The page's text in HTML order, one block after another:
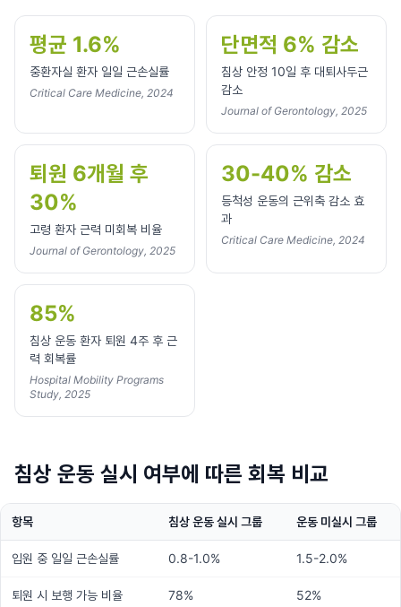
평균 1.6%
중환자실 환자 일일 근손실률
Critical Care Medicine, 2024
단면적 6% 감소
침상 안정 10일 후 대퇴사두근
감소
Journal of Gerontology, 2025
퇴원 6개월 후
30%
고령 환자 근력 미회복 비율
Journal of Gerontology, 2025
30-40% 감소
등척성 운동의 근위축 감소 효
과
Critical Care Medicine, 2024
85%
침상 운동 환자 퇴원 4주 후 근
력 회복률
Hospital Mobility Programs
Study, 2025
침상 운동 실시 여부에 따른 회복 비교
항목 침상 운동 실시 그룹 운동 미실시 그룹
입원 중 일일 근손실률 0.8-1.0% 1.5-2.0%
퇴원 시 보행 가능 비율 78% 52%